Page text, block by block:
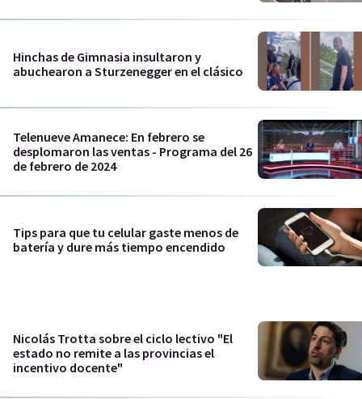
Hinchas de Gimnasia insultaron y
abuchearon a Sturzenegger en el clásico
Telenueve Amanece: En febrero se
desplomaron las ventas - Programa del 26
de febrero de 2024
Tips para que tu celular gaste menos de
batería y dure más tiempo encendido
Nicolás Trotta sobre el ciclo lectivo "El
estado no remite a las provincias el
incentivo docente"